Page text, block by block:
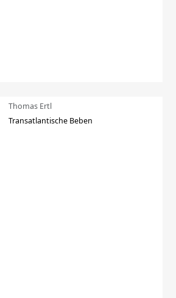
Thomas Ertl
Transatlantische Beben